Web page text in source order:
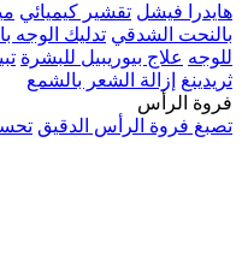
هايدرا فيشل تقشير كيميائي
بالنحت الشدقي تدليك الوجه
للوجه علاج بيوريبيل للبشرة
ثريدينغ إزالة الشعر بالشمع
فروة الرأس
تصبغ فروة الرأس الدقيق